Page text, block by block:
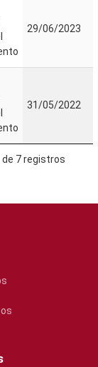
29/06/2023
31/05/2022
7 registros